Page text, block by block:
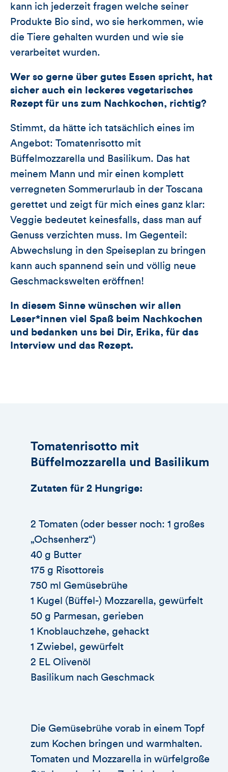
kann ich jederzeit fragen welche seiner
Produkte Bio sind, wo sie herkommen, wie
die Tiere gehalten wurden und wie sie
verarbeitet wurden.
Wer so gerne über gutes Essen spricht, hat
sicher auch ein leckeres vegetarisches
Rezept für uns zum Nachkochen, richtig?
Stimmt, da hätte ich tatsächlich eines im
Angebot: Tomatenrisotto mit
Büffelmozzarella und Basilikum. Das hat
meinem Mann und mir einen komplett
verregneten Sommerurlaub in der Toscana
gerettet und zeigt für mich eines ganz klar:
Veggie bedeutet keinesfalls, dass man auf
Genuss verzichten muss. Im Gegenteil:
Abwechslung in den Speiseplan zu bringen
kann auch spannend sein und völlig neue
Geschmackswelten eröffnen!
In diesem Sinne wünschen wir allen
Leser*innen viel Spaß beim Nachkochen
und bedanken uns bei Dir, Erika, für das
Interview und das Rezept.
Tomatenrisotto mit
Büffelmozzarella und Basilikum
Zutaten für 2 Hungrige:
2 Tomaten (oder besser noch: 1 großes
„Ochsenherz“)
40 g Butter
175 g Risottoreis
750 ml Gemüsebrühe
1 Kugel (Büffel-) Mozzarella, gewürfelt
50 g Parmesan, gerieben
1 Knoblauchzehe, gehackt
1 Zwiebel, gewürfelt
2 EL Olivenöl
Basilikum nach Geschmack
Die Gemüsebrühe vorab in einem Topf
zum Kochen bringen und warmhalten.
Tomaten und Mozzarella in würfelgroße